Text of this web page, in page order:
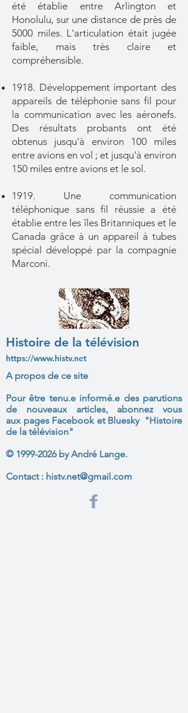
été établie entre Arlington et
Honolulu, sur une distance de près de
5000 miles. L'articulation était jugée
faible, mais très claire et
compréhensible.
1918. Développement important des
appareils de téléphonie sans fil pour
la communication avec les aéronefs.
Des résultats probants ont été
obtenus jusqu'à environ 100 miles
entre avions en vol ; et jusqu'à environ
150 miles entre avions et le sol.
1919. Une communication
téléphonique sans fil réussie a été
établie entre les îles Britanniques et le
Canada grâce à un appareil à tubes
spécial développé par la compagnie
Marconi.
Histoire de la télévision
https://www.histv.net
A propos de ce site
Pour être tenu.e informé.e des parutions
de nouveaux articles, abonnez vous
aux pages Facebook et Bluesky "Histoire
de la télévision"
© 1999-2026by André Lange.
Contact : histv.net@gmail.com